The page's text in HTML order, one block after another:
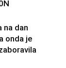
na dan
onda je